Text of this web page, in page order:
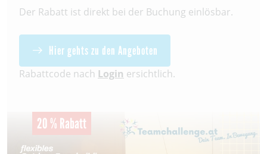
Der Rabatt ist direkt bei der Buchung einlösbar.
Hier gehts zu den Angeboten
Rabattcode nach Login ersichtlich.
20 % Rabatt